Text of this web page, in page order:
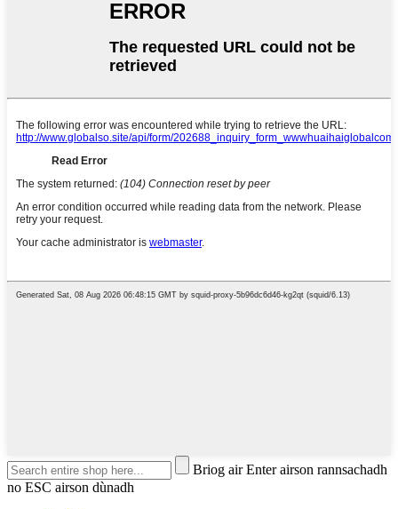
Briog air Enter airson rannsachadh
no ESC airson dùnadh